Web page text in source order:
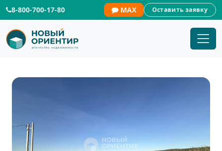
8-800-700-17-80 MAX Оставить заявку